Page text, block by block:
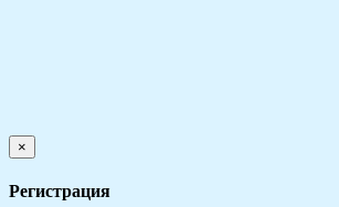
×
Регистрация